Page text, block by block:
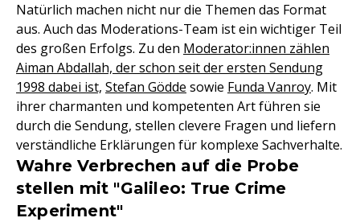
Natürlich machen nicht nur die Themen das Format
aus. Auch das Moderations-Team ist ein wichtiger Teil
des großen Erfolgs. Zu den Moderator:innen zählen
Aiman Abdallah, der schon seit der ersten Sendung
1998 dabei ist, Stefan Gödde sowie Funda Vanroy. Mit
ihrer charmanten und kompetenten Art führen sie
durch die Sendung, stellen clevere Fragen und liefern
verständliche Erklärungen für komplexe Sachverhalte.
Wahre Verbrechen auf die Probe
stellen mit "Galileo: True Crime
Experiment"